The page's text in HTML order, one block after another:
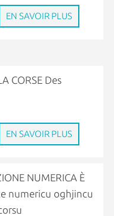
EN SAVOIR PLUS
CORSE Des
EN SAVOIR PLUS
NUMERICA È
numericu oghjincu